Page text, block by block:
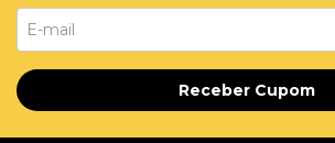
Receber Cupom